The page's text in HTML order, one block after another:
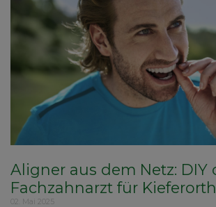
Aligner aus dem Netz: DIY
Fachzahnarzt für
02. Mai 2025